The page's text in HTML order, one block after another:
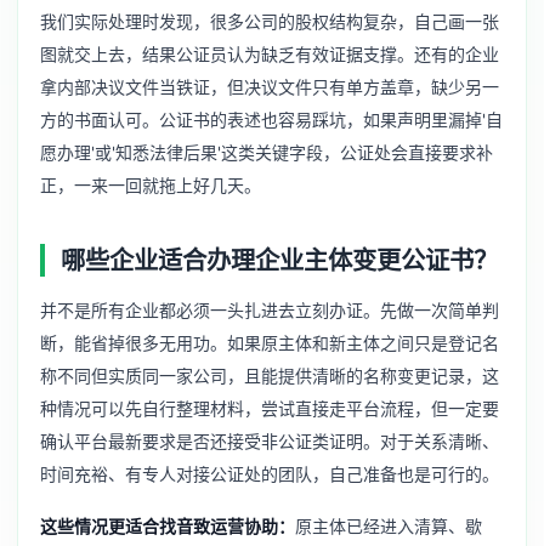
我们实际处理时发现，很多公司的股权结构复杂，自己画一张
图就交上去，结果公证员认为缺乏有效证据支撑。还有的企业
拿内部决议文件当铁证，但决议文件只有单方盖章，缺少另一
方的书面认可。公证书的表述也容易踩坑，如果声明里漏掉'自
愿办理'或'知悉法律后果'这类关键字段，公证处会直接要求补
正，一来一回就拖上好几天。
哪些企业适合办理企业主体变更公证书？
并不是所有企业都必须一头扎进去立刻办证。先做一次简单判
断，能省掉很多无用功。如果原主体和新主体之间只是登记名
称不同但实质同一家公司，且能提供清晰的名称变更记录，这
种情况可以先自行整理材料，尝试直接走平台流程，但一定要
确认平台最新要求是否还接受非公证类证明。对于关系清晰、
时间充裕、有专人对接公证处的团队，自己准备也是可行的。
这些情况更适合找音致运营协助： 原主体已经进入清算、歇